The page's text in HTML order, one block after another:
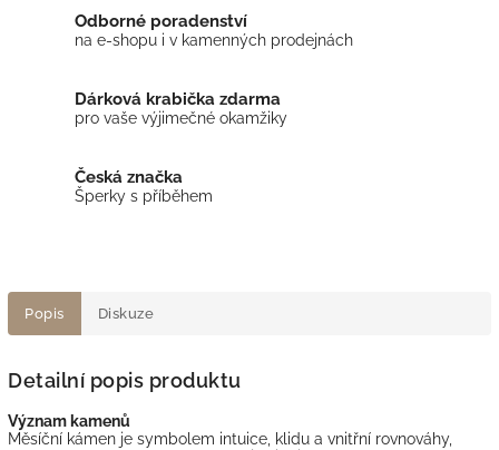
Odborné poradenství
na e-shopu i v kamenných prodejnách
Dárková krabička zdarma
pro vaše výjimečné okamžiky
Česká značka
Šperky s příběhem
Popis Diskuze
Detailní popis produktu
Význam kamenů
Měsíční kámen je symbolem intuice, klidu a vnitřní rovnováhy,